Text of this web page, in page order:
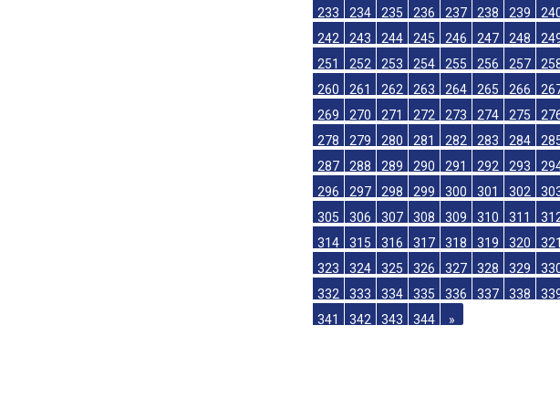
215
216 217 218 219 220 221
224
225 226 227 228 229 230
233
234 235 236 237 238 239
242
243 244 245 246 247 248
251
252 253 254 255 256 257
260
261 262 263 264 265 266
269
270 271 272 273 274 275
278
279 280 281 282 283 284
287
288 289 290 291 292 293
296
297 298 299 300 301 302 303
305
306 307 308 309 310 311
314
315 316 317 318 319 320
323
324 325 326 327